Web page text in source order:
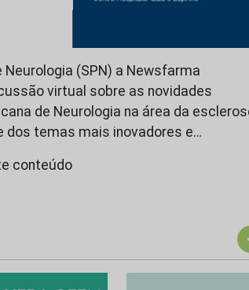
(SPN) a Newsfarma
virtual sobre as novidades
de Neurologia na área da
dos temas mais inovadores e…
conteúdo